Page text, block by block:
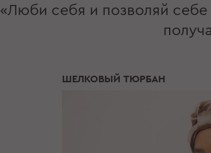
«Люби себя и позволяй
ШЕЛКОВЫЙ ТЮРБАН